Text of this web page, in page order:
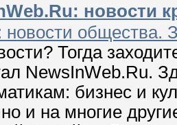
новости
общества.
Тогда
NewsInWeb.Ru.
бизнес и
и на многие